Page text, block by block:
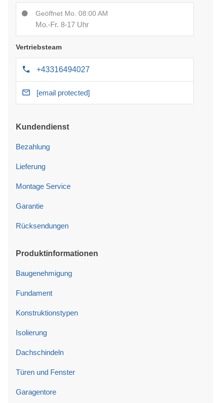
Geöffnet Mo. 08:00 AM
Mo.-Fr. 8-17 Uhr
Vertriebsteam
+43316494027
[email protected]
Kundendienst
Bezahlung
Lieferung
Montage Service
Garantie
Rücksendungen
Produktinformationen
Baugenehmigung
Fundament
Konstruktionstypen
Isolierung
Dachschindeln
Türen und Fenster
Garagentore